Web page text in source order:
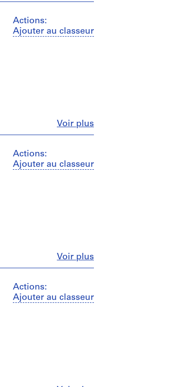
Actions:
Ajouter au classeur
Voir plusFermer
Actions:
Ajouter au classeur
Voir plusFermer
Actions:
Ajouter au classeur